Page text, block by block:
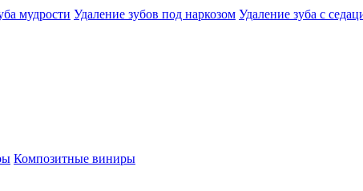
мудрости Удаление зубов под наркозом Удаление зуба с
Композитные виниры